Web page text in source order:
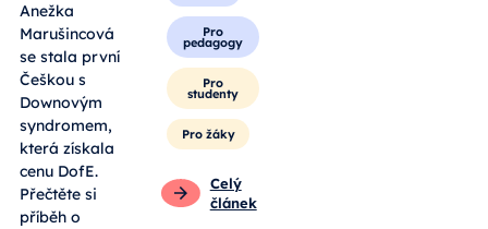
Anežka
Marušincová
se stala první
Češkou s
Downovým
syndromem,
která získala
cenu DofE.
Přečtěte si
příběh o
Pro
pedagogy
Pro
studenty
Pro žáky
Celý
článek